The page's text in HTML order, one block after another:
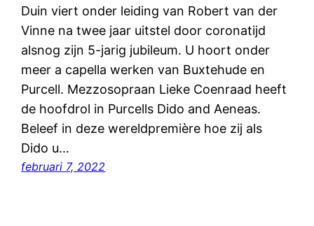
Duin viert onder leiding van Robert van der
Vinne na twee jaar uitstel door coronatijd
alsnog zijn 5-jarig jubileum. U hoort onder
meer a capella werken van Buxtehude en
Purcell. Mezzosopraan Lieke Coenraad heeft
de hoofdrol in Purcells Dido and Aeneas.
Beleef in deze wereldpremière hoe zij als
Dido u…
februari 7, 2022